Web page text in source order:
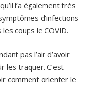
l’a également très
d’infections
coups le COVID.
pas l’air d’avoir
les traquer. C’est
comment orienter le